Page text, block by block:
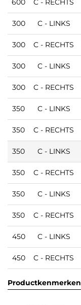
600 C - RECHTS
300 C - LINKS
300 C - RECHTS
300 C - LINKS
300 C - RECHTS
350 C - LINKS
350 C - RECHTS
350 C - LINKS
350 C - RECHTS
350 C - LINKS
350 C - RECHTS
450 C - LINKS
450 C - RECHTS
Productkenmerken